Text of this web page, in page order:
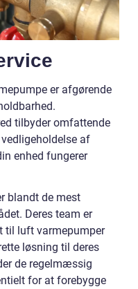
er afgørende
tilbyder omfattende
af
enhed fungerer
blandt de mest
Deres team er
til luft varmepumper
løsning til deres
de regelmæssig
for at forebygge